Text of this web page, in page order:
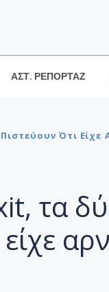
ΑΣΤ. ΡΕΠΟΡΤΑΖ
Ότι Είχε
τα